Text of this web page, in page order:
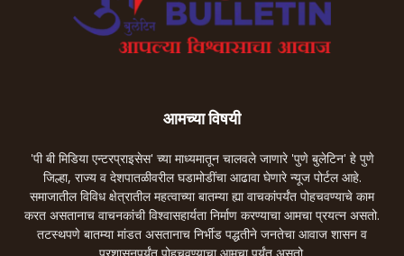
आमच्या विषयी
'पी बी मिडिया एन्टरप्राइसेस' च्या माध्यमातून चालवले जाणारे 'पुणे बुलेटिन' हे पुणे
जिल्हा, राज्य व देशपातळीवरील घडामोडींचा आढावा घेणारे न्यूज पोर्टल आहे.
समाजातील विविध क्षेत्रातील महत्वाच्या बातम्या ह्या वाचकांपर्यंत पोहचवण्याचे काम
करत असतानाच वाचनकांची विश्वासहार्यता निर्माण करण्याचा आमचा प्रयत्न असतो.
तटस्थपणे बातम्या मांडत असतानाच निर्भीड पद्धतीने जनतेचा आवाज शासन व
प्रशासनपर्यंत पोहचवण्याचा आमचा पर्यंत असतो.